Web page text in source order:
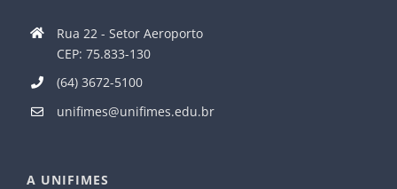
Rua 22 - Setor Aeroporto
CEP: 75.833-130
(64) 3672-5100
unifimes@unifimes.edu.br
A UNIFIMES